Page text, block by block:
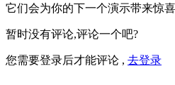
它们会为你的下一个演示带来惊喜
暂时没有评论,评论一个吧?
您需要登录后才能评论 , 去登录